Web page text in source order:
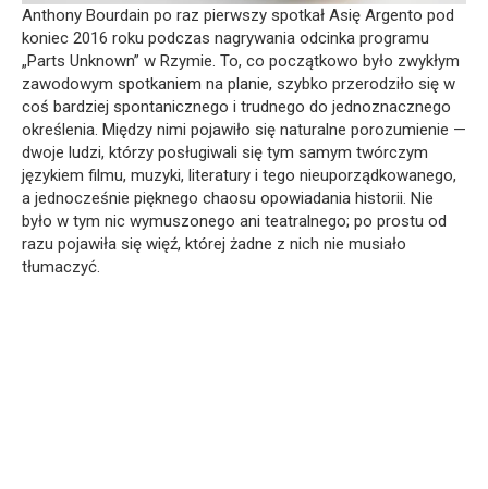
Anthony Bourdain po raz pierwszy spotkał Asię Argento pod
koniec 2016 roku podczas nagrywania odcinka programu
„Parts Unknown” w Rzymie. To, co początkowo było zwykłym
zawodowym spotkaniem na planie, szybko przerodziło się w
coś bardziej spontanicznego i trudnego do jednoznacznego
określenia. Między nimi pojawiło się naturalne porozumienie —
dwoje ludzi, którzy posługiwali się tym samym twórczym
językiem filmu, muzyki, literatury i tego nieuporządkowanego,
a jednocześnie pięknego chaosu opowiadania historii. Nie
było w tym nic wymuszonego ani teatralnego; po prostu od
razu pojawiła się więź, której żadne z nich nie musiało
tłumaczyć.